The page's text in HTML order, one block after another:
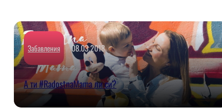
Забавления 08.03.2018
А ти #RadostnaMama ли си?